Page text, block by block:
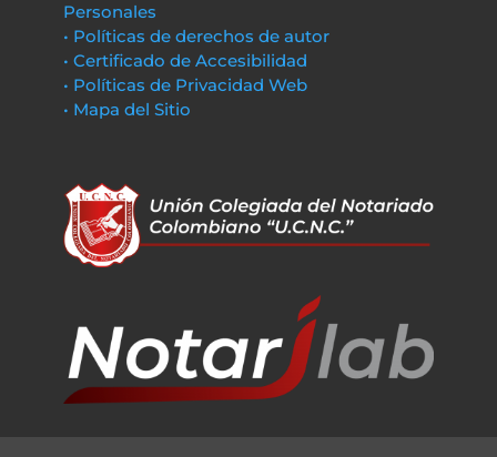
Personales
• Políticas de derechos de autor
• Certificado de Accesibilidad
• Políticas de Privacidad Web
• Mapa del Sitio